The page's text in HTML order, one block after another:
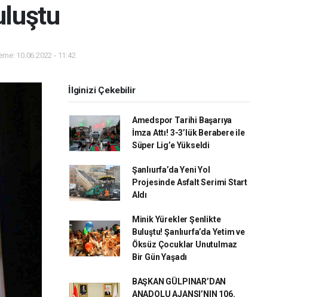
10.06.2022 - 11:42
İlginizi Çekebilir
Amedspor Tarihi Başarıya
İmza Attı! 3-3’lük Berabere ile
Süper Lig’e Yükseldi
Şanlıurfa’da Yeni Yol
Projesinde Asfalt Serimi Start
Aldı
Minik Yürekler Şenlikte
Buluştu! Şanlıurfa’da Yetim ve
Öksüz Çocuklar Unutulmaz
Bir Gün Yaşadı
BAŞKAN GÜLPINAR’DAN
ANADOLU AJANSI’NIN 106.